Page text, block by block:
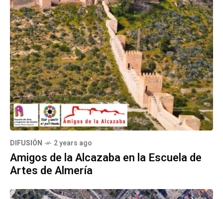
DIFUSIÓN 2 years ago
Amigos de la Alcazaba en la Escuela de
Artes de Almería